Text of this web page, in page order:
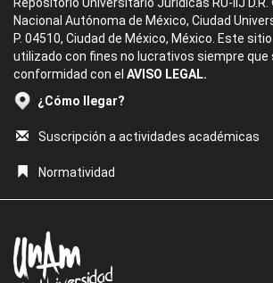
Nacional Autónoma de México, Ciudad
P. 04510, Ciudad de México, México. Este
utilizado con fines no lucrativos siempre
conformidad con el AVISO LEGAL.
¿Cómo llegar?
Suscripción a actividades académicas
Normatividad